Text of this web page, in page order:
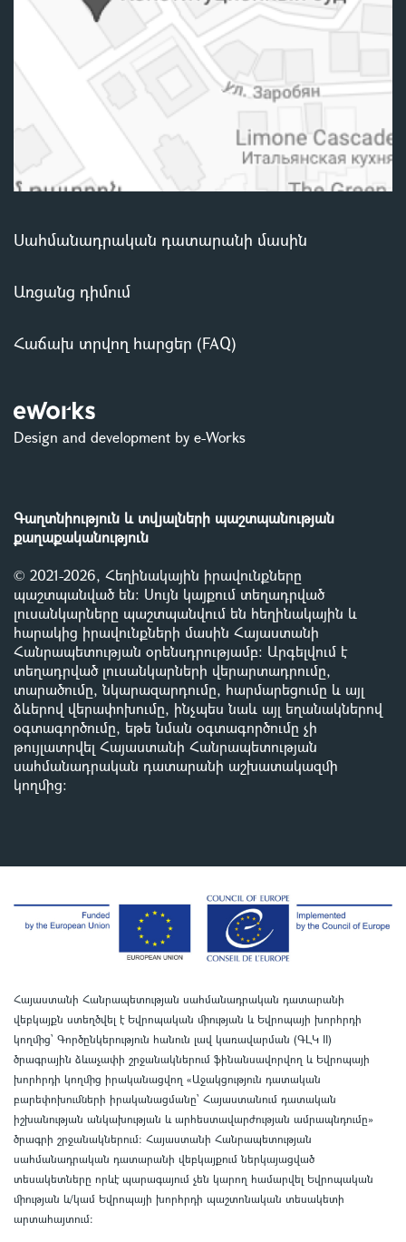
Սահմանադրական դատարանի մասին
Առցանց դիմում
Հաճախ տրվող հարցեր (FAQ)
Design and development by e-Works
Գաղտնիություն և տվյալների պաշտպանության
քաղաքականություն
© 2021-2026, Հեղինակային իրավունքները
պաշտպանված են: Սույն կայքում տեղադրված
լուսանկարները պաշտպանվում են հեղինակային և
հարակից իրավունքների մասին Հայաստանի
Հանրապետության օրենսդրությամբ: Արգելվում է
տեղադրված լուսանկարների վերարտադրումը,
տարածումը, նկարազարդումը, հարմարեցումը և այլ
ձևերով վերափոխումը, ինչպես նաև այլ եղանակներով
օգտագործումը, եթե նման օգտագործումը չի
թույլատրվել Հայաստանի Հանրապետության
սահմանադրական դատարանի աշխատակազմի
կողմից:
Հայաստանի Հանրապետության սահմանադրական դատարանի
վեբկայքն ստեղծվել է Եվրոպական միության և Եվրոպայի խորհրդի
կողմից՝ Գործընկերություն հանուն լավ կառավարման (ԳԼԿ II)
ծրագրային ձևաչափի շրջանակներում ֆինանսավորվող և Եվրոպայի
խորհրդի կողմից իրականացվող «Աջակցություն դատական
բարեփոխումների իրականացմանը` Հայաստանում դատական
իշխանության անկախության և արհեստավարժության ամրապնդումը»
ծրագրի շրջանակներում: Հայաստանի Հանրապետության
սահմանադրական դատարանի վեբկայքում ներկայացված
տեսակետները որևէ պարագայում չեն կարող համարվել Եվրոպական
միության և/կամ Եվրոպայի խորհրդի պաշտոնական տեսակետի
արտահայտում: